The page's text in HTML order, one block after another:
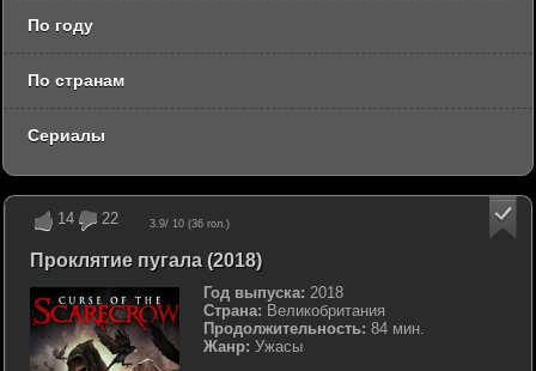
14 22 3.9/ 10 (36 гол.)
Проклятие пугала (2018)
Год выпуска: 2018
Страна: Великобритания
Продолжительность: 84 мин.
Жанр: Ужасы
По году
По странам
Сериалы